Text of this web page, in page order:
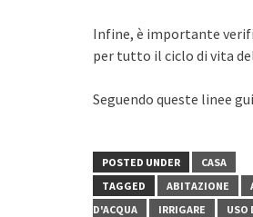
Infine, è importante
per tutto il ciclo di vita
Seguendo queste linee
POSTED UNDER
CASA
TAGGED
ABITAZIONE
D'ACQUA
IRRIGARE USO